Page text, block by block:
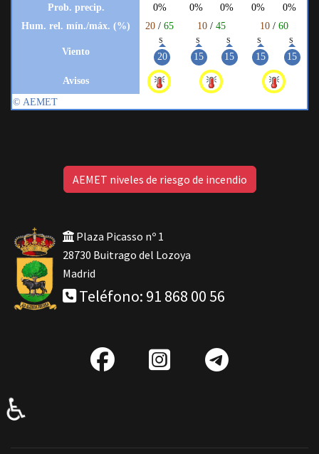
AEMET niveles de riesgo de incendio
Plaza Picasso nº 1
28730 Buitrago del Lozoya
Madrid
Teléfono: 91 868 00 56
fab
IG